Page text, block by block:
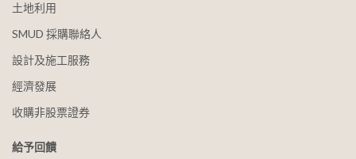
土地利用
SMUD 採購聯絡人
設計及施工服務
經濟發展
收購非股票證券
給予回饋